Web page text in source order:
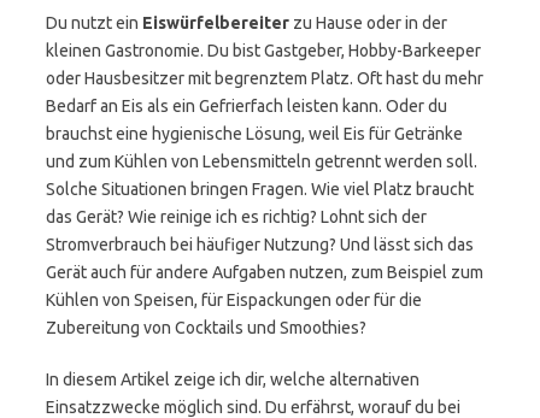
Du nutzt ein Eiswürfelbereiter zu Hause oder in der
kleinen Gastronomie. Du bist Gastgeber, Hobby-Barkeeper
oder Hausbesitzer mit begrenztem Platz. Oft hast du mehr
Bedarf an Eis als ein Gefrierfach leisten kann. Oder du
brauchst eine hygienische Lösung, weil Eis für Getränke
und zum Kühlen von Lebensmitteln getrennt werden soll.
Solche Situationen bringen Fragen. Wie viel Platz braucht
das Gerät? Wie reinige ich es richtig? Lohnt sich der
Stromverbrauch bei häufiger Nutzung? Und lässt sich das
Gerät auch für andere Aufgaben nutzen, zum Beispiel zum
Kühlen von Speisen, für Eispackungen oder für die
Zubereitung von Cocktails und Smoothies?
In diesem Artikel zeige ich dir, welche alternativen
Einsatzzwecke möglich sind. Du erfährst, worauf du bei